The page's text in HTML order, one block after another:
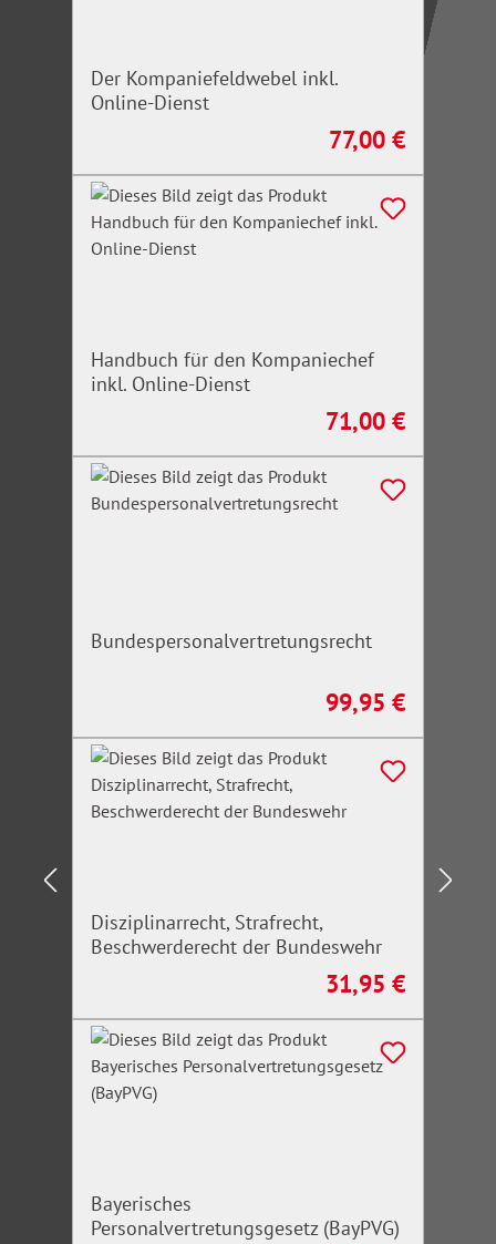
Der Kompaniefeldwebel inkl.
Online-Dienst
Regulärer Preis:
77,00 €
Handbuch für den Kompaniechef
inkl. Online-Dienst
Regulärer Preis:
71,00 €
Bundespersonalvertretungsrecht
Regulärer Preis:
99,95 €
Disziplinarrecht, Strafrecht,
Beschwerderecht der Bundeswehr
Regulärer Preis:
31,95 €
Bayerisches
Personalvertretungsgesetz (BayPVG)